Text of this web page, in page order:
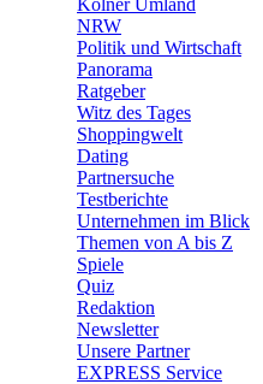
NRW
Politik und Wirtschaft
Panorama
Ratgeber
Witz des Tages
Shoppingwelt
Dating
Partnersuche
Testberichte
Unternehmen im Blick
Themen von A bis Z
Spiele
Quiz
Redaktion
Newsletter
Unsere Partner
EXPRESS Service